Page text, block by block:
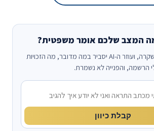
המצב שלכם אומר משפטית?
תיאור קצר של מה שקרה, ועוזר ה-AI יסביר במה מדובר, מה הזכויות
הרשמה, והפנייה לא נשמרת.
קבלת כיוון